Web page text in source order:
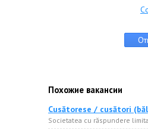
Похожие вакансии
Cusătorese / cusători
Societatea cu răspundere